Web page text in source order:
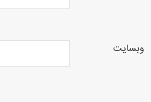
وبسایت